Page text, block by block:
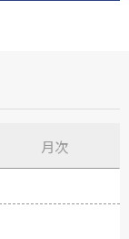
月次